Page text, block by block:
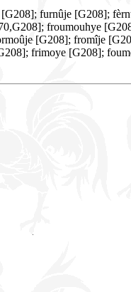
furnûje [G208];
froumouhye
[G208]; fromîje
frimoye [G208];